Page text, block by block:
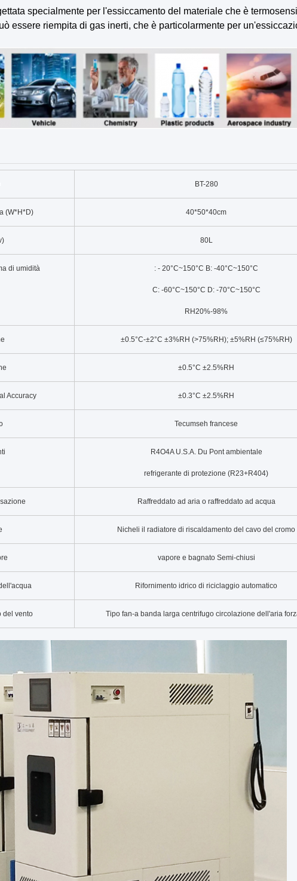
specialmente per l'essiccamento del materiale che è
essere riempita di gas inerti, che è particolarmente per
BT-280
(W*H*D) 40*50*40cm
80L
di umidità : - 20°C~150°C B: -40°C~150°C
C: -60°C~150°C D: -70°C~150°C
RH20%-98%
±0.5°C-±2°C ±3%RH (>75%RH); ±5%RH (≤75%RH)
±0.5°C ±2.5%RH
Accuracy ±0.3°C ±2.5%RH
Tecumseh francese
R4O4A U.S.A. Du Pont ambientale
refrigerante di protezione (R23+R404)
Raffreddato ad aria o raffreddato ad acqua
Nicheli il radiatore di riscaldamento del cavo del cromo
vapore e bagnato Semi-chiusi
Rifornimento idrico di riciclaggio automatico
del vento Tipo fan-a banda larga centrifugo circolazione dell'aria